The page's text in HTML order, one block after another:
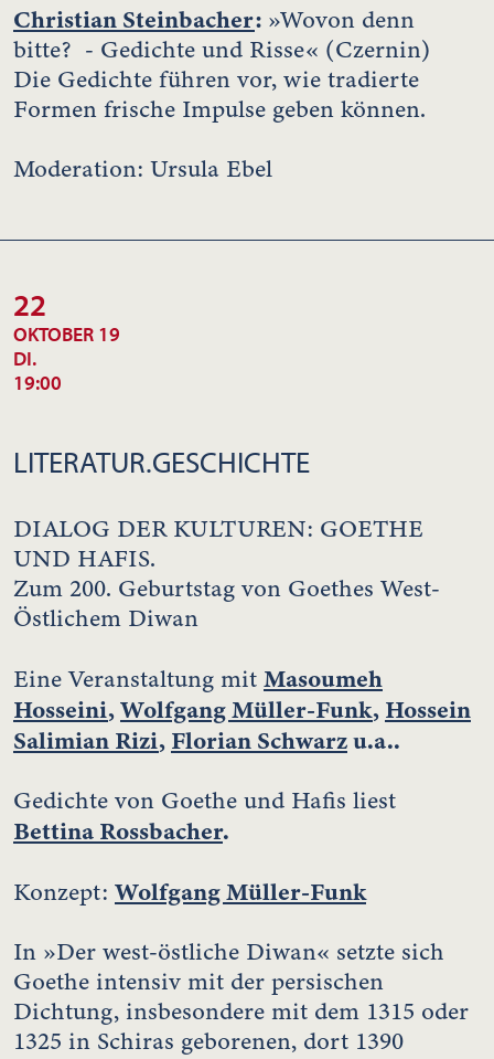
Christian Steinbacher: »Wovon denn
bitte? - Gedichte und Risse« (Czernin)
Die Gedichte führen vor, wie tradierte
Formen frische Impulse geben können.
Moderation: Ursula Ebel
22
OKTOBER 19
DI.
19:00
LITERATUR.GESCHICHTE
DIALOG DER KULTUREN: GOETHE
UND HAFIS.
Zum 200. Geburtstag von Goethes West-
Östlichem Diwan
Eine Veranstaltung mit Masoumeh
Hosseini,Wolfgang Müller-Funk,Hossein
Salimian Rizi,Florian Schwarzu.a..
Gedichte von Goethe und Hafis liest
Bettina Rossbacher.
Konzept: Wolfgang Müller-Funk
In »Der west-östliche Diwan« setzte sich
Goethe intensiv mit der persischen
Dichtung, insbesondere mit dem 1315 oder
1325 in Schiras geborenen, dort 1390